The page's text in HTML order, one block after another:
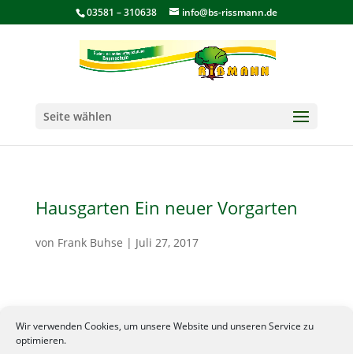
Wir verwenden Cookies, um unsere Website und unseren Service zu
optimieren.
03581 – 310638 info@bs-rissmann.de
Seite wählen
Hausgarten Ein neuer Vorgarten
von Frank Buhse | Juli 27, 2017